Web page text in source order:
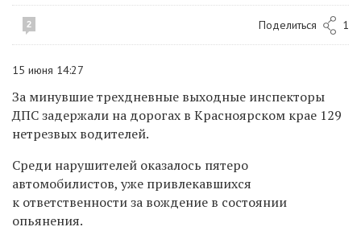
2 Поделиться 1
15 июня 14:27
За минувшие трехдневные выходные инспекторы
ДПС задержали на дорогах в Красноярском крае 129
нетрезвых водителей.
Среди нарушителей оказалось пятеро
автомобилистов, уже привлекавшихся
к ответственности за вождение в состоянии
опьянения.